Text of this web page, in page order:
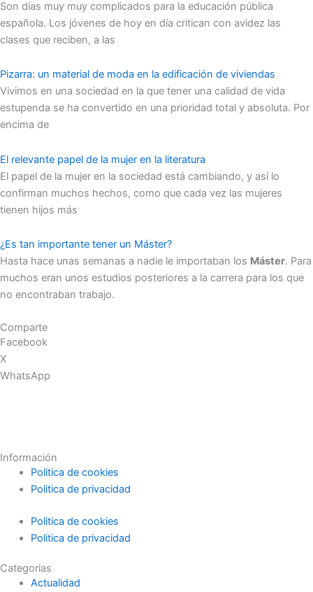
Son días muy muy complicados para la educación pública
española. Los jóvenes de hoy en día critican con avidez las
clases que reciben, a las
Pizarra: un material de moda en la edificación de viviendas
Vivimos en una sociedad en la que tener una calidad de vida
estupenda se ha convertido en una prioridad total y absoluta. Por
encima de
El relevante papel de la mujer en la literatura
El papel de la mujer en la sociedad está cambiando, y así lo
confirman muchos hechos, como que cada vez las mujeres
tienen hijos más
¿Es tan importante tener un Máster?
Hasta hace unas semanas a nadie le importaban los Máster. Para
muchos eran unos estudios posteriores a la carrera para los que
no encontraban trabajo.
Comparte
Facebook
X
WhatsApp
Información
Politica de cookies
Politica de privacidad
Politica de cookies
Politica de privacidad
Categorias
Actualidad